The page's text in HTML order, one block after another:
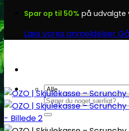
Spar op til 50% på udvalgte
Læs vores anmeldelser
Søg
efter: